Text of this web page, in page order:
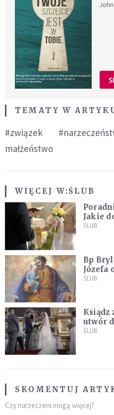
TEMATY W
#związek
małżeństwo
WIĘCEJ W:ŚLUB
Jakie
do
ŚLUB
Bp
Józefa
żonę:
ŚLUB
Ksiądz
utwór
nie
ŚLUB
SKOMENTUJ
Czy narzeczeni mogą więcej?